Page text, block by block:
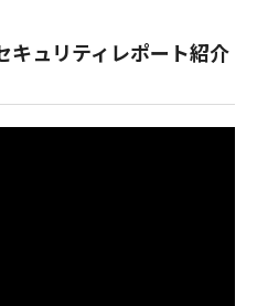
ュリティレポート紹介